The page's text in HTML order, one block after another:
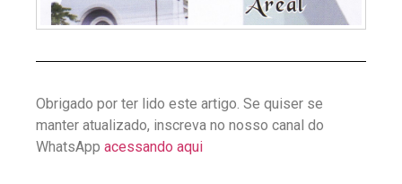
Obrigado por ter lido este artigo. Se quiser se
manter atualizado, inscreva no nosso canal do
WhatsApp acessando aqui